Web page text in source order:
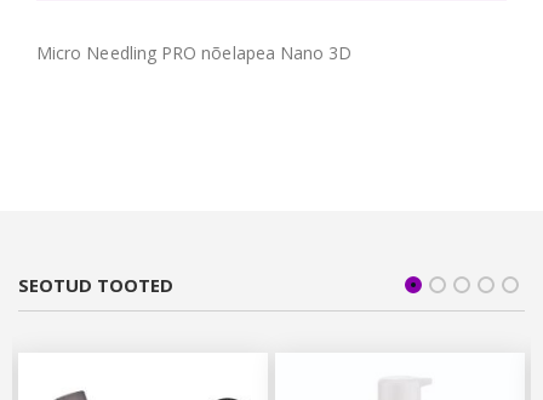
Micro Needling PRO nõelapea Nano 3D
SEOTUD TOOTED